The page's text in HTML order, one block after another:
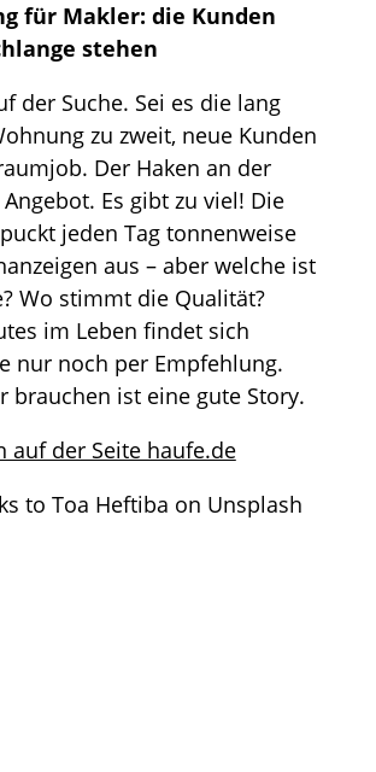
für Makler: die Kunden
stehen
der Suche. Sei es die lang
zu zweit, neue Kunden
Der Haken an der
Angebot. Es gibt zu viel! Die
jeden Tag tonnenweise
aus – aber welche ist
Wo stimmt die Qualität?
im Leben findet sich
nur noch per Empfehlung.
brauchen ist eine gute Story.
auf der Seite haufe.de
to Toa Heftiba on Unsplash